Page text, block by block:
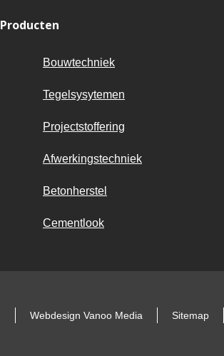
Producten
Bouwtechniek
Tegelsysytemen
Projectstoffering
Afwerkingstechniek
Betonherstel
Cementlook
Webdesign Vanoo Media Sitemap